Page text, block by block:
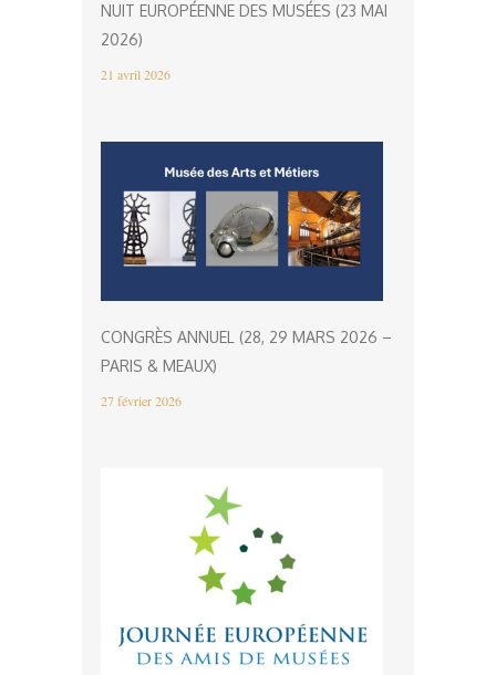
NUIT EUROPÉENNE DES MUSÉES (23 MAI
2026)
21 avril 2026
CONGRÈS ANNUEL (28, 29 MARS 2026 –
PARIS & MEAUX)
27 février 2026